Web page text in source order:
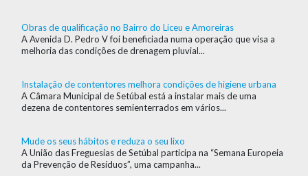
Obras de qualificação no Bairro do Liceu e Amoreiras
A Avenida D. Pedro V foi beneficiada numa operação que visa a
melhoria das condições de drenagem pluvial...
Instalação de contentores melhora condições de higiene urbana
A Câmara Municipal de Setúbal está a instalar mais de uma
dezena de contentores semienterrados em vários...
Mude os seus hábitos e reduza o seu lixo
A União das Freguesias de Setúbal participa na “Semana Europeia
da Prevenção de Resíduos”, uma campanha...